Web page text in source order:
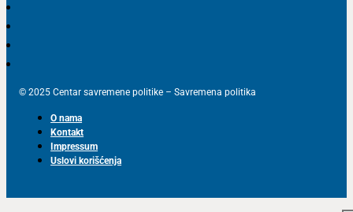
© 2025 Centar savremene politike – Savremena politika
O nama
Kontakt
Impressum
Uslovi korišćenja